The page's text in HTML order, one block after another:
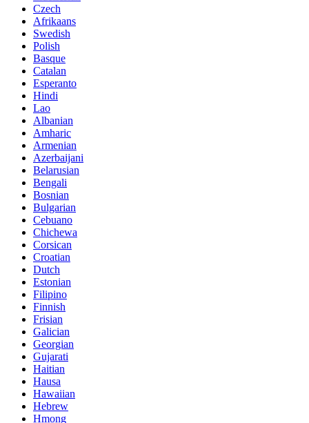
Czech
Afrikaans
Swedish
Polish
Basque
Catalan
Esperanto
Hindi
Lao
Albanian
Amharic
Armenian
Azerbaijani
Belarusian
Bengali
Bosnian
Bulgarian
Cebuano
Chichewa
Corsican
Croatian
Dutch
Estonian
Filipino
Finnish
Frisian
Galician
Georgian
Gujarati
Haitian
Hausa
Hawaiian
Hebrew
Hmong